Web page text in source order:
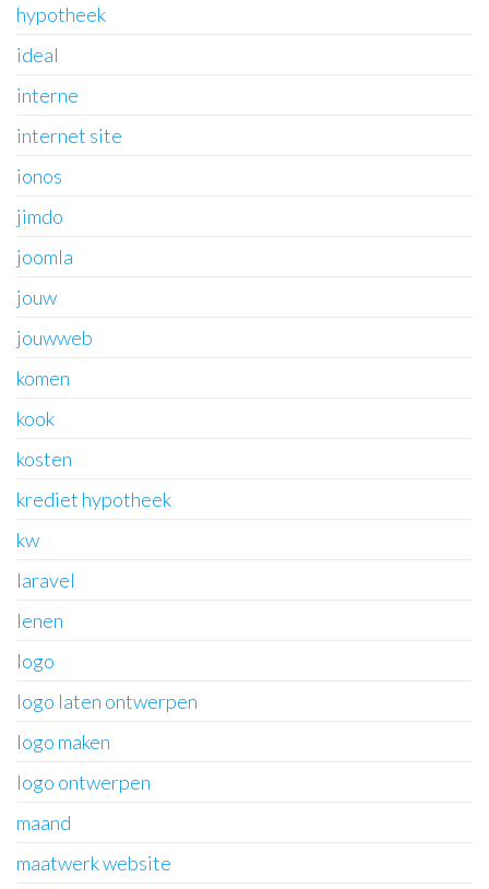
hypotheek
ideal
interne
internet site
ionos
jimdo
joomla
jouw
jouwweb
komen
kook
kosten
krediet hypotheek
kw
laravel
lenen
logo
logo laten ontwerpen
logo maken
logo ontwerpen
maand
maatwerk website